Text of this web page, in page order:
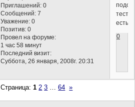
Приглашений: 0
Сообщений: 7
Уважение: 0
Позитив: 0
Провел на форуме:
1 час 58 минут
Последний визит:
Суббота, 26 января, 2008г. 20:31
тесты
есть?
0
Страница:1 2 3 64 »